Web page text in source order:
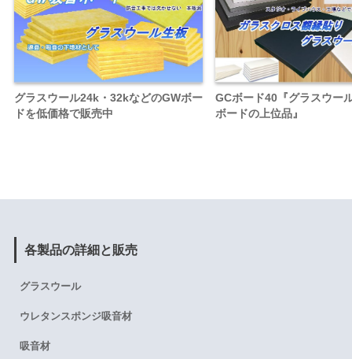
グラスウール24k・32kなどのGWボー
ドを低価格で販売中
GCボード40『グラスウー
ボードの上位品』
各製品の詳細と販売
グラスウール
ウレタンスポンジ吸音材
吸音材